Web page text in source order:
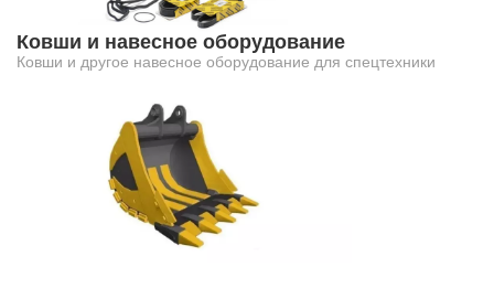
Ковши и навесное оборудование
Ковши и другое навесное оборудование для спецтехники